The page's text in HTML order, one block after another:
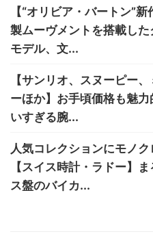
【“オリビア・バートン”
製ムーヴメントを搭載した
モデル、文...
【サンリオ、スヌーピー
ーほか】お手頃価格も魅力
いすぎる腕...
人気コレクションにモノク
【スイス時計・ラドー】
ス盤のバイカ...